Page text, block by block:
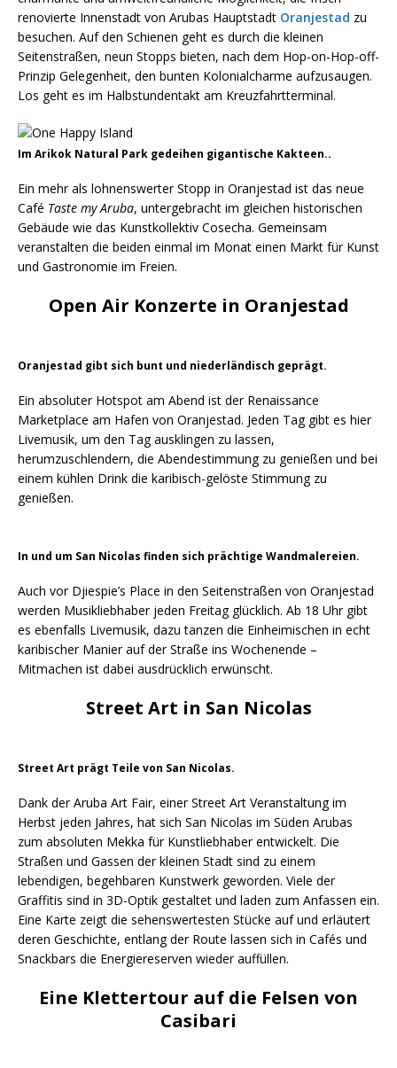
renovierte Innenstadt von Arubas Hauptstadt Oranjestad zu
besuchen. Auf den Schienen geht es durch die kleinen
Seitenstraßen, neun Stopps bieten, nach dem Hop-on-Hop-off-
Prinzip Gelegenheit, den bunten Kolonialcharme aufzusaugen.
Los geht es im Halbstundentakt am Kreuzfahrtterminal.
Im Arikok Natural Park gedeihen gigantische Kakteen..
Ein mehr als lohnenswerter Stopp in Oranjestad ist das neue
Café Taste my Aruba, untergebracht im gleichen historischen
Gebäude wie das Kunstkollektiv Cosecha. Gemeinsam
veranstalten die beiden einmal im Monat einen Markt für Kunst
und Gastronomie im Freien.
Open Air Konzerte in Oranjestad
Oranjestad gibt sich bunt und niederländisch geprägt.
Ein absoluter Hotspot am Abend ist der Renaissance
Marketplace am Hafen von Oranjestad. Jeden Tag gibt es hier
Livemusik, um den Tag ausklingen zu lassen,
herumzuschlendern, die Abendestimmung zu genießen und bei
einem kühlen Drink die karibisch-gelöste Stimmung zu
genießen.
In und um San Nicolas finden sich prächtige Wandmalereien.
Auch vor Djiespie’s Place in den Seitenstraßen von Oranjestad
werden Musikliebhaber jeden Freitag glücklich. Ab 18 Uhr gibt
es ebenfalls Livemusik, dazu tanzen die Einheimischen in echt
karibischer Manier auf der Straße ins Wochenende –
Mitmachen ist dabei ausdrücklich erwünscht.
Street Art in San Nicolas
Street Art prägt Teile von San Nicolas.
Dank der Aruba Art Fair, einer Street Art Veranstaltung im
Herbst jeden Jahres, hat sich San Nicolas im Süden Arubas
zum absoluten Mekka für Kunstliebhaber entwickelt. Die
Straßen und Gassen der kleinen Stadt sind zu einem
lebendigen, begehbaren Kunstwerk geworden. Viele der
Graffitis sind in 3D-Optik gestaltet und laden zum Anfassen ein.
Eine Karte zeigt die sehenswertesten Stücke auf und erläutert
deren Geschichte, entlang der Route lassen sich in Cafés und
Snackbars die Energiereserven wieder auffüllen.
Eine Klettertour auf die Felsen von
Casibari